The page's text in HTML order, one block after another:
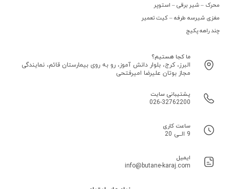
محرک – شیر برقی – استوپر
مغزی شیرسه طرفه – کیت تعمیر
چند راهه پکیج
ما کجا هستیم؟
البرز، کرج، بلوار دانش آموز، رو به روی بیمارستان قائم، نمایندگی
مجاز بوتان علیرضا امیرفتحی
پشتیبانی سایت
026-32762200
ساعت کاری
9 الــی 20
ایمیل
info@butane-karaj.com